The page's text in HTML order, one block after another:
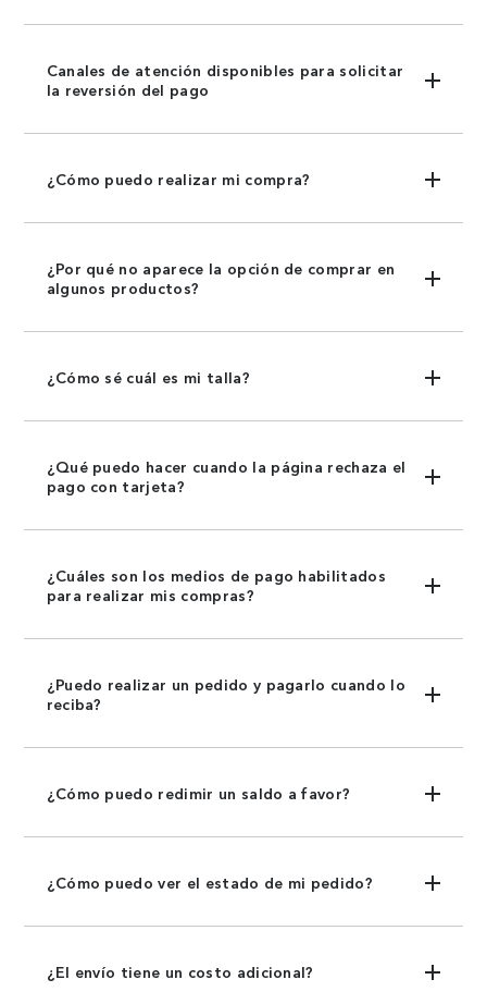
Canales de atención disponibles para solicitar
la reversión del pago
¿Cómo puedo realizar mi compra?
¿Por qué no aparece la opción de comprar en
algunos productos?
¿Cómo sé cuál es mi talla?
¿Qué puedo hacer cuando la página rechaza el
pago con tarjeta?
¿Cuáles son los medios de pago habilitados
para realizar mis compras?
¿Puedo realizar un pedido y pagarlo cuando lo
reciba?
¿Cómo puedo redimir un saldo a favor?
¿Cómo puedo ver el estado de mi pedido?
¿El envío tiene un costo adicional?